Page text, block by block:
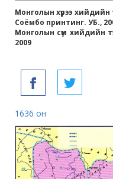
Монголын хүрээ хийдийн
Соёмбо принтинг. УБ.,
Монголын сүм хийдийн
2009
1636 он